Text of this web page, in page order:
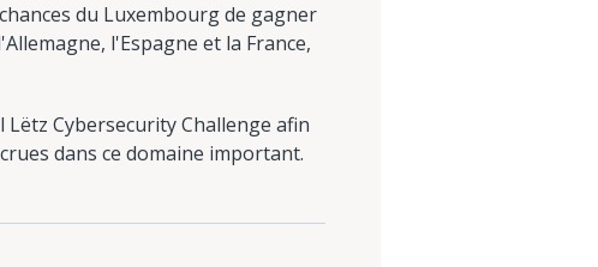
du Luxembourg de gagner
l'Espagne et la France,
Cybersecurity Challenge afin
dans ce domaine important.